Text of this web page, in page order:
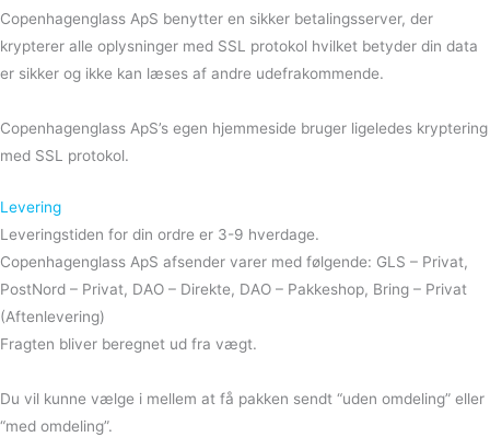
Copenhagenglass ApS benytter en sikker betalingsserver, der
krypterer alle oplysninger med SSL protokol hvilket betyder din data
er sikker og ikke kan læses af andre udefrakommende.
Copenhagenglass ApS’s egen hjemmeside bruger ligeledes kryptering
med SSL protokol.
Levering
Leveringstiden for din ordre er 3-9 hverdage.
Copenhagenglass ApS afsender varer med følgende: GLS – Privat,
PostNord – Privat, DAO – Direkte, DAO – Pakkeshop, Bring – Privat
(Aftenlevering)
Fragten bliver beregnet ud fra vægt.
Du vil kunne vælge i mellem at få pakken sendt “uden omdeling” eller
“med omdeling”.